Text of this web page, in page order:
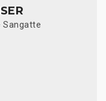
Sangatte